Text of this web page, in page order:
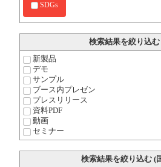
SDGs
検索結果を絞り込む
新製品
デモ
サンプル
ブース内プレゼン
プレスリリース
資料PDF
動画
セミナー
検索結果を絞り込む (